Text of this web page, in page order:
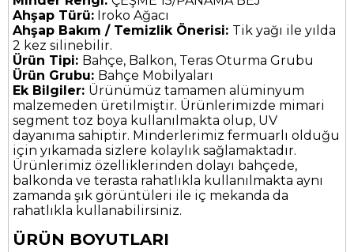
Ahşap Türü: Iroko Ağacı
Ahşap Bakım / Temizlik Önerisi: Tik yağı ile yılda
2 kez silinebilir.
Ürün Tipi: Bahçe, Balkon, Teras Oturma Grubu
Ürün Grubu: Bahçe Mobilyaları
Ek Bilgiler: Ürünümüz tamamen alüminyum
malzemeden üretilmiştir. Ürünlerimizde mimari
segment toz boya kullanılmakta olup, UV
dayanıma sahiptir. Minderlerimiz fermuarlı olduğu
için yıkamada sizlere kolaylık sağlamaktadır.
Ürünlerimiz özelliklerinden dolayı bahçede,
balkonda ve terasta rahatlıkla kullanılmakta aynı
zamanda şık görüntüleri ile iç mekanda da
rahatlıkla kullanabilirsiniz.
ÜRÜN BOYUTLARI